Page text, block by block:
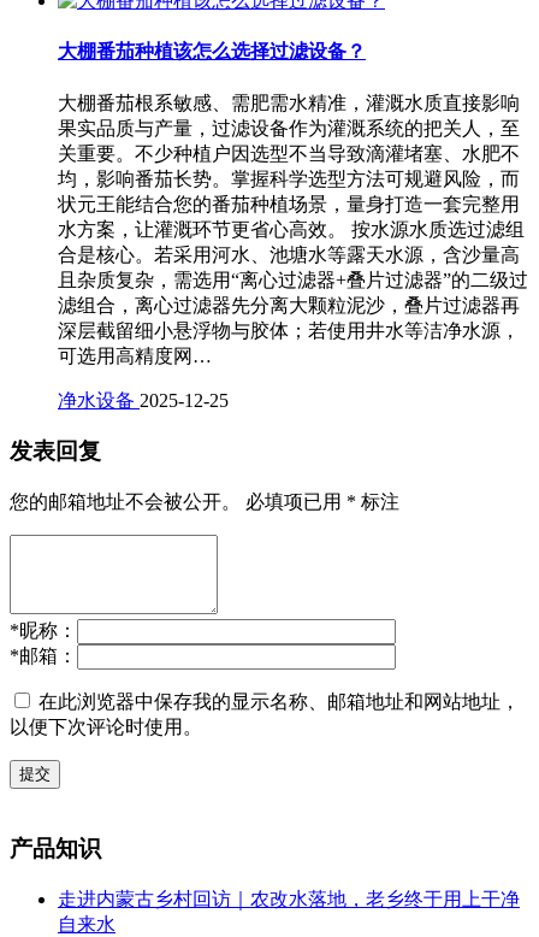
大棚番茄种植该怎么选择过滤设备？
大棚番茄根系敏感、需肥需水精准，灌溉水质直接影响
果实品质与产量，过滤设备作为灌溉系统的把关人，至
关重要。不少种植户因选型不当导致滴灌堵塞、水肥不
均，影响番茄长势。掌握科学选型方法可规避风险，而
状元王能结合您的番茄种植场景，量身打造一套完整用
水方案，让灌溉环节更省心高效。 按水源水质选过滤组
合是核心。若采用河水、池塘水等露天水源，含沙量高
且杂质复杂，需选用“离心过滤器+叠片过滤器”的二级过
滤组合，离心过滤器先分离大颗粒泥沙，叠片过滤器再
深层截留细小悬浮物与胶体；若使用井水等洁净水源，
可选用高精度网…
净水设备 2025-12-25
发表回复
您的邮箱地址不会被公开。 必填项已用 * 标注
*昵称：
*邮箱：
在此浏览器中保存我的显示名称、邮箱地址和网站地址，
以便下次评论时使用。
提交
产品知识
走进内蒙古乡村回访｜农改水落地，老乡终于用上干净
自来水